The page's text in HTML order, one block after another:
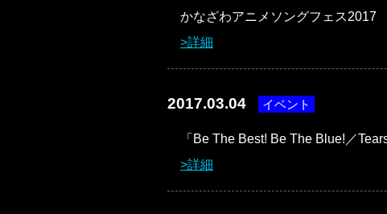
かなざわアニメソングフェス2017
詳細
2017.03.04 イベント
「Be The Best! Be The Blue!／
詳細